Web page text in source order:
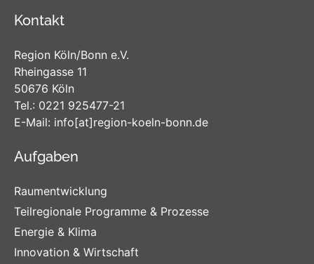
Kontakt
Region Köln/Bonn e.V.
Rheingasse 11
50676 Köln
Tel.: 0221 925477-21
E-Mail: info[at]region-koeln-bonn.de
Aufgaben
Raumentwicklung
Teilregionale Programme & Prozesse
Energie & Klima
Innovation & Wirtschaft